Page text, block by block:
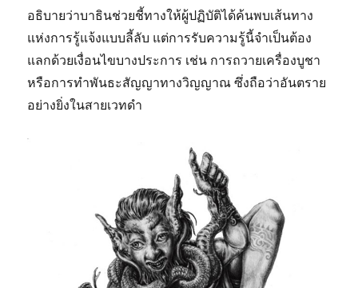
อธิบายว่าบาธินช่วยชี้ทางให้ผู้ปฏิบัติได้ค้นพบเส้นทาง
แห่งการรู้แจ้งแบบลี้ลับ แต่การรับความรู้นี้จำเป็นต้อง
แลกด้วยเงื่อนไขบางประการ เช่น การถวายเครื่องบูชา
หรือการทำพันธะสัญญาทางวิญญาณ ซึ่งถือว่าอันตราย
อย่างยิ่งในสายเวทดำ